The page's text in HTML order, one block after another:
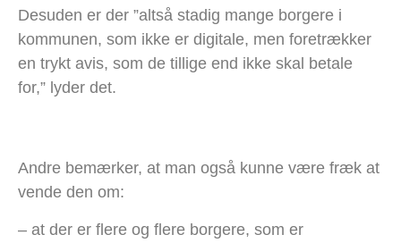
Desuden er der ”altså stadig mange borgere i
kommunen, som ikke er digitale, men foretrækker
en trykt avis, som de tillige end ikke skal betale
for,” lyder det.
Andre bemærker, at man også kunne være fræk at
vende den om:
– at der er flere og flere borgere, som er